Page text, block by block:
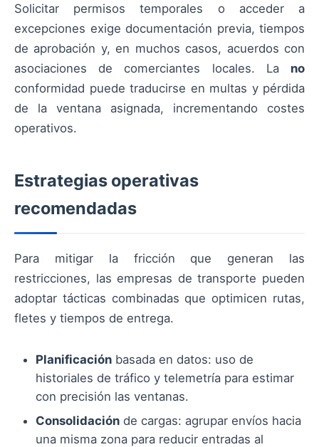
Solicitar permisos temporales o acceder a
excepciones exige documentación previa, tiempos
de aprobación y, en muchos casos, acuerdos con
asociaciones de comerciantes locales. La no
conformidad puede traducirse en multas y pérdida
de la ventana asignada, incrementando costes
operativos.
Estrategias operativas
recomendadas
Para mitigar la fricción que generan las
restricciones, las empresas de transporte pueden
adoptar tácticas combinadas que optimicen rutas,
fletes y tiempos de entrega.
Planificación basada en datos: uso de
historiales de tráfico y telemetría para estimar
con precisión las ventanas.
Consolidación de cargas: agrupar envíos hacia
una misma zona para reducir entradas al